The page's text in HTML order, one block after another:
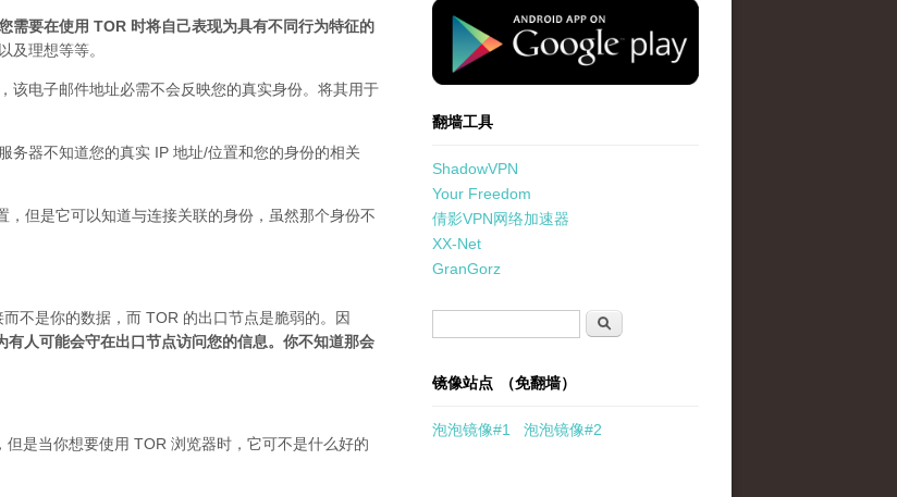
需要在使用 TOR 时将自己表现为具有不同行为特征的
及理想等等。
该电子邮件地址必需不会反映您的真实身份。将其用于
务器不知道您的真实 IP 地址/位置和您的身份的相关
但是它可以知道与连接关联的身份，虽然那个身份不
不是你的数据，而 TOR 的出口节点是脆弱的。因
人可能会守在出口节点访问您的信息。你不知道那会
是当你想要使用 TOR 浏览器时，它可不是什么好的
standard-icon-googleplay-app-store.png
翻墙工具
ShadowVPN
Your Freedom
倩影VPN网络加速器
XX-Net
GranGorz
搜索
镜像站点 （免翻墙）
泡泡镜像#1 泡泡镜像#2